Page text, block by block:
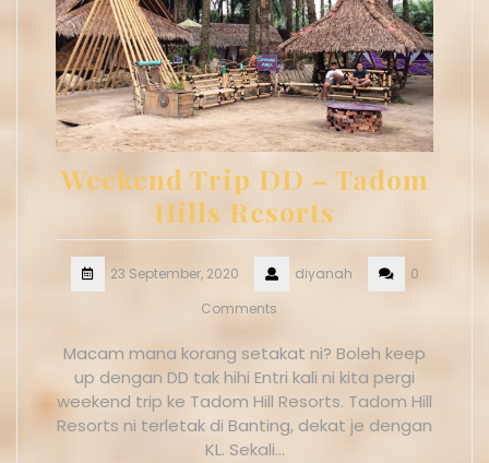
Weekend Trip DD – Tadom
Hills Resorts
23 September, 2020 diyanah
0
Comments
Macam mana korang setakat ni? Boleh keep
up dengan DD tak hihi Entri kali ni kita pergi
weekend trip ke Tadom Hill Resorts. Tadom Hill
Resorts ni terletak di Banting, dekat je dengan
KL. Sekali…